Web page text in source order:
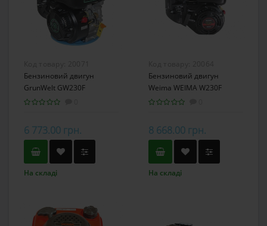
Бензиновий двигун
GrunWelt GW230F
6 773.00 грн.
На складі
Бензиновий двигун
Weima WEIMA W230F
(Євро5)
8 668.00 грн.
На складі